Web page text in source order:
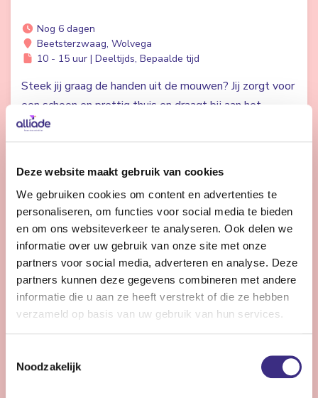
Deze website maakt gebruik van cookies
We gebruiken cookies om content en advertenties te
personaliseren, om functies voor social media te bieden
en om ons websiteverkeer te analyseren. Ook delen we
informatie over uw gebruik van onze site met onze
partners voor social media, adverteren en analyse. Deze
partners kunnen deze gegevens combineren met andere
informatie die u aan ze heeft verstrekt of die ze hebben
verzameld op basis van uw gebruik van hun services.
Noodzakelijk
Nog 6 dagen
Beetsterzwaag, Wolvega
10 - 15 uur | Deeltijds, Bepaalde tijd
Steek jij graag de handen uit de mouwen? Jij zorgt voor
een schoon en prettig thuis en draagt bij aan het
welzijn van onze cliënten en bewoners.
Bekijk vacature
Psycholoog
Nog 12 dagen
Heerenveen
32 - 36 uur | Voltijds, Onbepaalde tijd
betrokken multidisciplinair team.